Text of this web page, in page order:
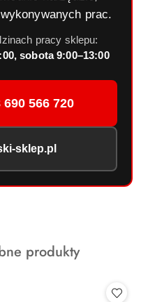
prac.
pracy sklepu:
sobota 9:00–13:00
566 720
sklep.pl
produkty